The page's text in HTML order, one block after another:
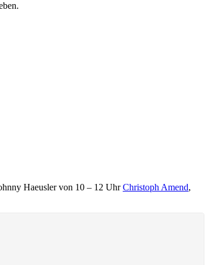
Haeusler von 10 – 12 UhrChristoph Amend,